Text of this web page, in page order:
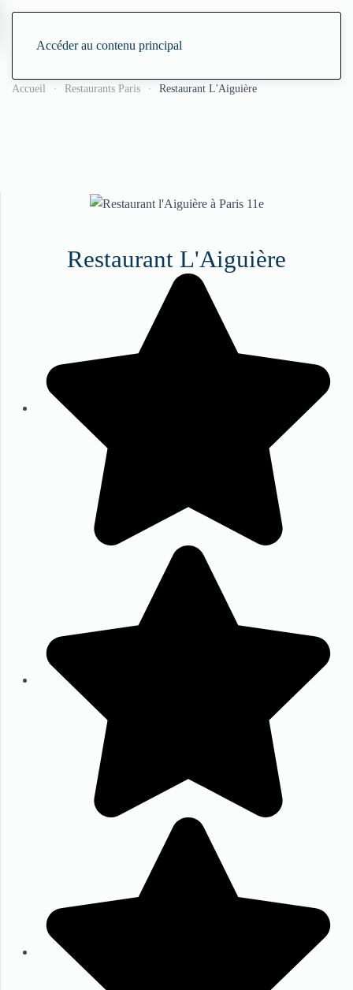
Accéder au contenu principal
Accueil Restaurants Paris Restaurant L'Aiguière
Restaurant L'Aiguière